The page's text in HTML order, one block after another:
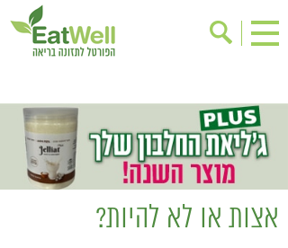
בישול בריא
אינדקס עסקים
ריפוי ומניעת מחלות
בריאות האישה
תוספי תזונה
מתכוני בריאות
אירועים
שינוי תזונתי
אצות או לא להיות?